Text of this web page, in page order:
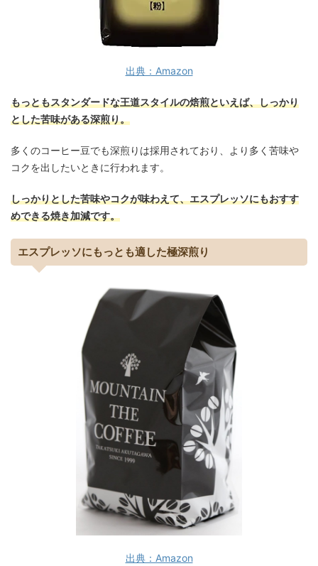
出典：Amazon
もっともスタンダードな王道スタイルの焙煎といえば、しっかり
とした苦味がある深煎り。
多くのコーヒー豆でも深煎りは採用されており、より多く苦味や
コクを出したいときに行われます。
しっかりとした苦味やコクが味わえて、エスプレッソにもおすす
めできる焼き加減です。
エスプレッソにもっとも適した極深煎り
出典：Amazon